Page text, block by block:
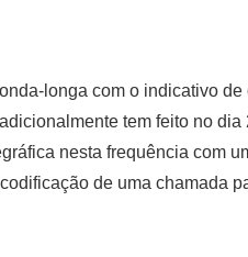
longa com o indicativo
tem feito no
nesta frequência com
de uma chamada